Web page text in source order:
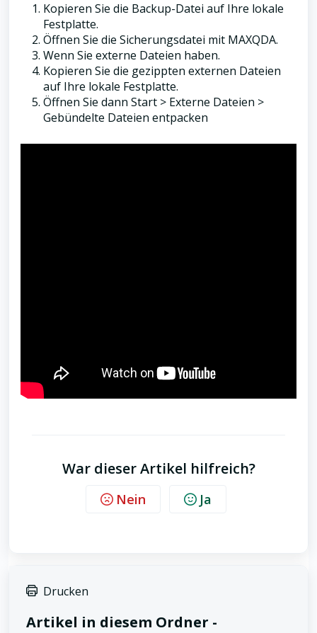
Kopieren Sie die Backup-Datei auf Ihre lokale
Festplatte.
Öffnen Sie die Sicherungsdatei mit MAXQDA.
Wenn Sie externe Dateien haben.
Kopieren Sie die gezippten externen Dateien
auf Ihre lokale Festplatte.
Öffnen Sie dann Start > Externe Dateien >
Gebündelte Dateien entpacken
War dieser Artikel hilfreich?
Nein Ja
Drucken
Artikel in diesem Ordner -